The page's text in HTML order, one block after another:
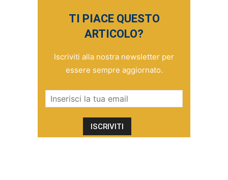
TI PIACE QUESTO
ARTICOLO?
Iscriviti alla nostra newsletter per
essere sempre aggiornato.